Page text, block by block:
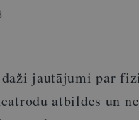
jautājumi par
atbildes un